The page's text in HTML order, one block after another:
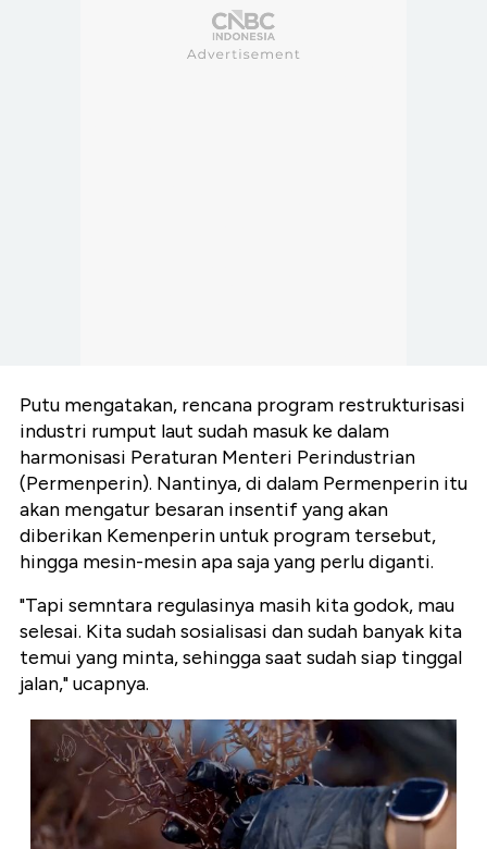
Putu mengatakan, rencana program restrukturisasi
industri rumput laut sudah masuk ke dalam
harmonisasi Peraturan Menteri Perindustrian
(Permenperin). Nantinya, di dalam Permenperin itu
akan mengatur besaran insentif yang akan
diberikan Kemenperin untuk program tersebut,
hingga mesin-mesin apa saja yang perlu diganti.
"Tapi semntara regulasinya masih kita godok, mau
selesai. Kita sudah sosialisasi dan sudah banyak kita
temui yang minta, sehingga saat sudah siap tinggal
jalan," ucapnya.